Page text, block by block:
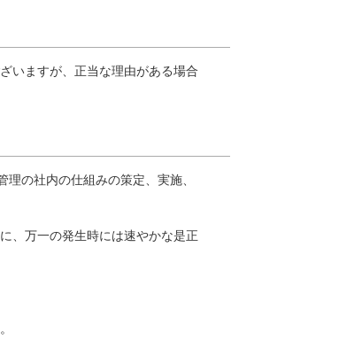
いますが、正当な理由がある場合
の社内の仕組みの策定、実施、
、万一の発生時には速やかな是正